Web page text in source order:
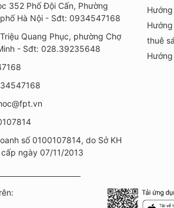
352 Phố Đội Cấn, Phường
Hà Nội - Sđt: 0934547168
Quang Phục, phường Chợ
- Sđt: 028.39235648
số 0100107814, do Sở KH
ngày 07/11/2013
thuê